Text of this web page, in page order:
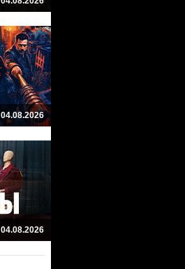
04.08.2026
04.08.2026